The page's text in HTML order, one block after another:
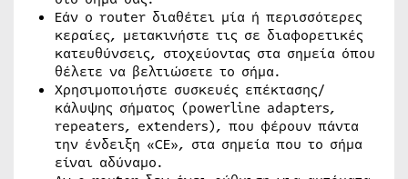
Εάν ο router διαθέτει μία ή περισσότερες
κεραίες, μετακινήστε τις σε διαφορετικές
κατευθύνσεις, στοχεύοντας στα σημεία όπου
θέλετε να βελτιώσετε το σήμα.
Χρησιμοποιήστε συσκευές επέκτασης/
κάλυψης σήματος (powerline adapters,
repeaters, extenders), που φέρουν πάντα
την ένδειξη «CE», στα σημεία που το σήμα
είναι αδύναμο.